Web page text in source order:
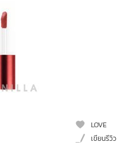
LOVE
เขียนรีวิว